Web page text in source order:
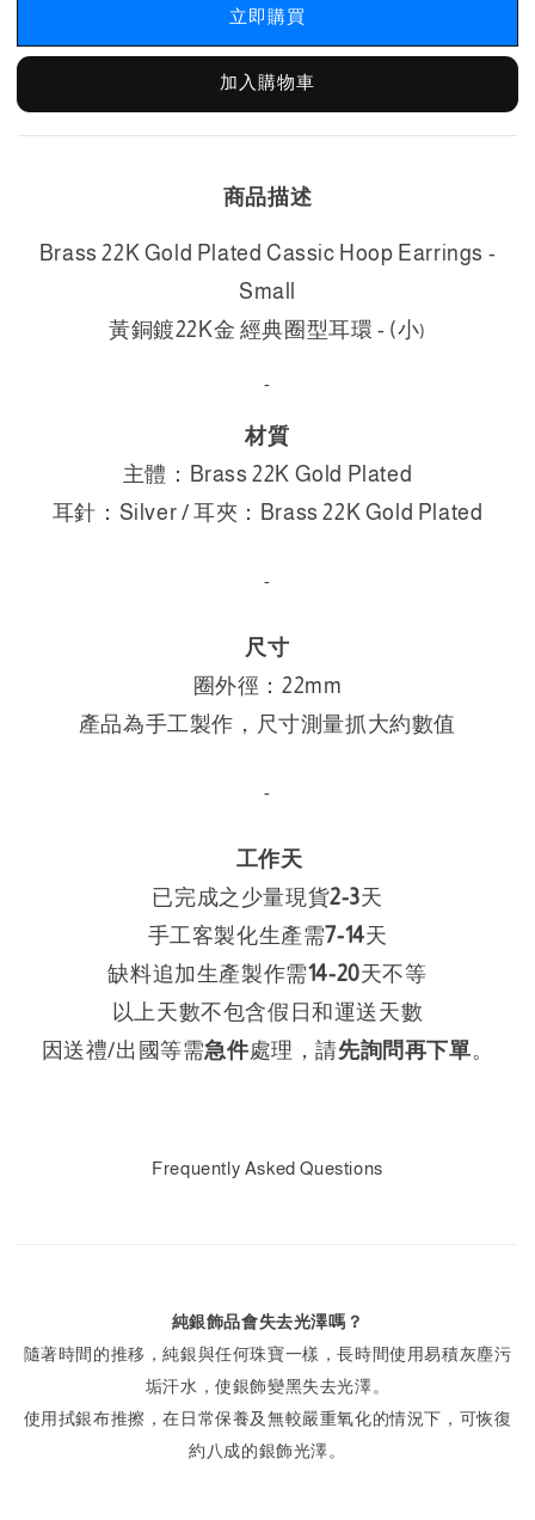
立即購買
加入購物車
商品描述
Brass 22K Gold Plated Cassic Hoop Earrings -
Small
黃銅鍍22K金 經典圈型耳環 - (小)
-
材質
主體：Brass 22K Gold Plated
耳針： Silver / 耳夾： Brass 22K Gold Plated
-
尺寸
圈外徑：22mm
產品為手工製作，尺寸測量抓大約數值
-
工作天
已完成之少量現貨2-3天
手工客製化生產需7-14天
缺料追加生產製作需14-20天不等
以上天數不包含假日和運送天數
因送禮/出國等需急件處理，請先詢問再下單。
Frequently Asked Questions
純銀飾品會失去光澤嗎？
隨著時間的推移，純銀與任何珠寶一樣，長時間使用易積灰塵污
垢汗水，使銀飾變黑失去光澤。
使用拭銀布推擦，在日常保養及無較嚴重氧化的情況下，可恢復
約八成的銀飾光澤。